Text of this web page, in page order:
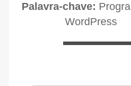
Palavra-chave:
WordPress